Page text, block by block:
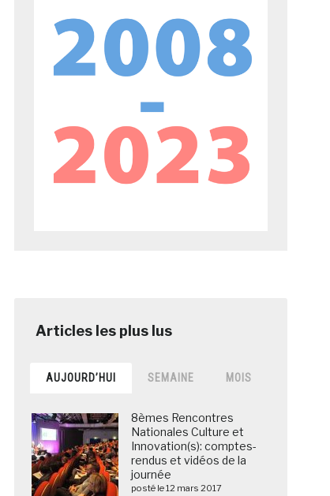
AUJOURD’HUI SEMAINE MOIS
8èmes Rencontres
Nationales Culture et
Innovation(s): comptes-
rendus et vidéos de la
journée
posté le 12 mars 2017